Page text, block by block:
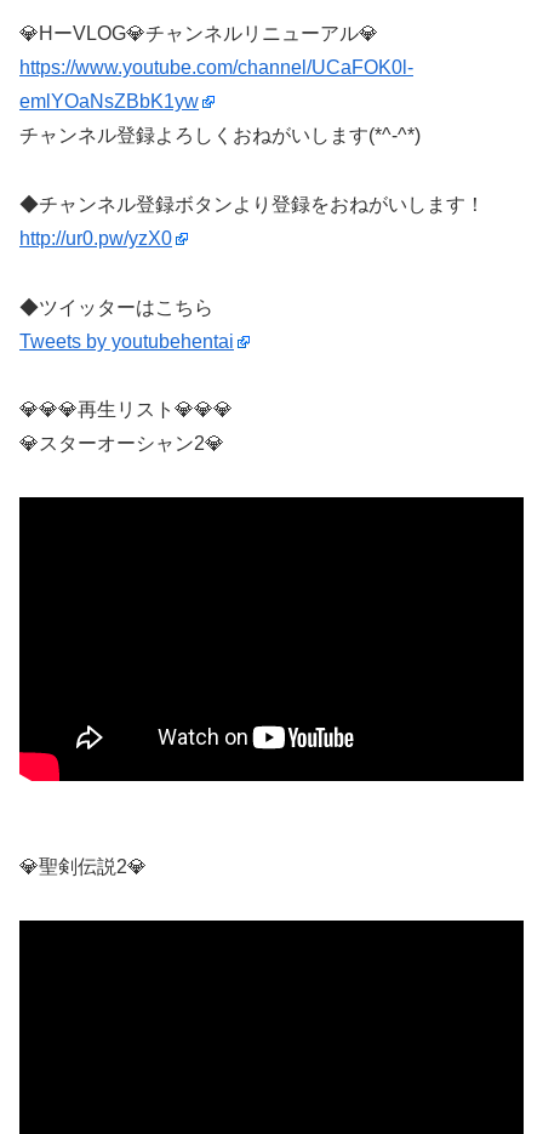
💎HーVLOG💎チャンネルリニューアル💎
https://www.youtube.com/channel/UCaFOK0l-
emlYOaNsZBbK1yw
チャンネル登録よろしくおねがいします(*^-^*)
◆チャンネル登録ボタンより登録をおねがいします！
http://ur0.pw/yzX0
◆ツイッターはこちら
Tweets by youtubehentai
💎💎💎再生リスト💎💎💎
💎スターオーシャン2💎
💎聖剣伝説2💎